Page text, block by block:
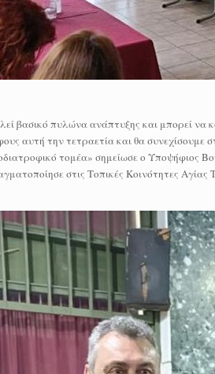
βασικό πυλώνα ανάπτυξης και μπορεί να
αυτή την τετραετία και θα συνεχίσουμε
τομέα» σημείωσε ο Υποψήφιος
στις Τοπικές Κοινότητες